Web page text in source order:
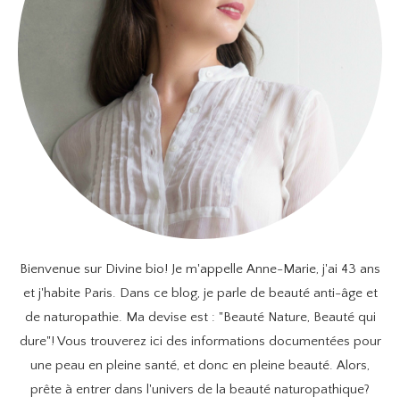
Bienvenue sur Divine bio! Je m'appelle Anne-Marie, j'ai 43 ans
et j'habite Paris. Dans ce blog, je parle de beauté anti-âge et
de naturopathie. Ma devise est : "Beauté Nature, Beauté qui
dure"! Vous trouverez ici des informations documentées pour
une peau en pleine santé, et donc en pleine beauté. Alors,
prête à entrer dans l'univers de la beauté naturopathique?